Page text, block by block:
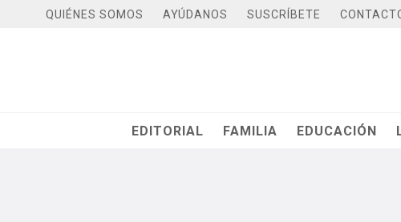
QUIÉNES SOMOS AYÚDANOS SUSCRÍBETE
EDITORIAL FAMILIA EDUCACIÓN